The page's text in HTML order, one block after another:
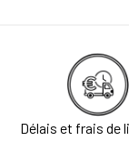
Délais et frais de